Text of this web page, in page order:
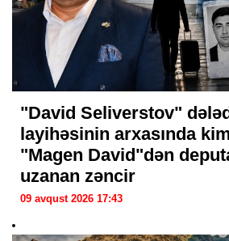
"David Seliverstov"
layihəsinin arxasında
"Magen David"dən
uzanan zəncir
09 avqust 2026 17:43